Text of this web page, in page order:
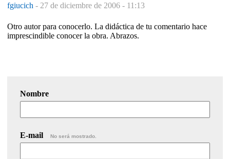
fgiucich - 27 de diciembre de 2006 - 11:13
Otro autor para conocerlo. La didáctica de tu comentario hace
imprescindible conocer la obra. Abrazos.
Nombre
E-mail No será mostrado.